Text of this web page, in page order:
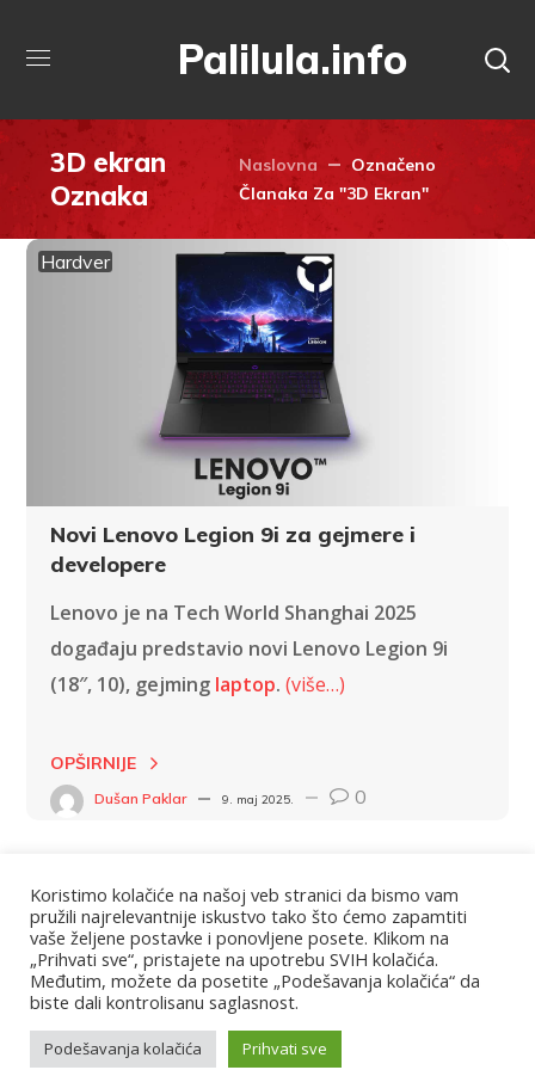
Palilula.info
3D ekran
Oznaka
Naslovna
Označeno
Članaka Za "3D Ekran"
Hardver
Novi Lenovo Legion 9i za gejmere i
developere
Lenovo je na Tech World Shanghai 2025
događaju predstavio novi Lenovo Legion 9i
(18″, 10), gejming laptop. (više…)
OPŠIRNIJE
Dušan Paklar 9. maj 2025. 0
Copyright © 2020 Virtus by WebGeniusLab. All Rights
Reserved
Koristimo kolačiće na našoj veb stranici da bismo vam
pružili najrelevantnije iskustvo tako što ćemo zapamtiti
vaše željene postavke i ponovljene posete. Klikom na
„Prihvati sve“, pristajete na upotrebu SVIH kolačića.
Međutim, možete da posetite „Podešavanja kolačića“ da
biste dali kontrolisanu saglasnost.
Podešavanja kolačića Prihvati sve